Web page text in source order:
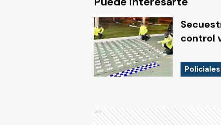
control
Policiales
Ads